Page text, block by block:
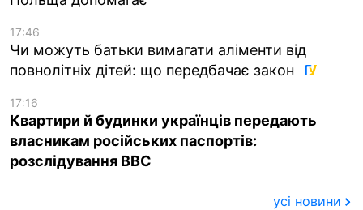
17:46
Чи можуть батьки вимагати аліменти від
повнолітніх дітей: що передбачає закон
17:16
Квартири й будинки українців передають
власникам російських паспортів:
розслідування BBC
усі новини